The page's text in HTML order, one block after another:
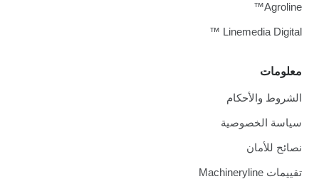
معلومات
الشروط والأحكام
سياسة الخصوصية
نصائح للأمان
تقييمات Machineryline
Agroline™
Linemedia Digital ™